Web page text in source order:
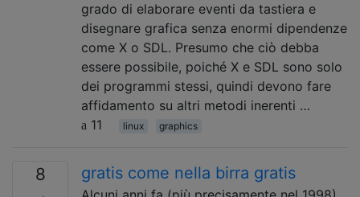
grado di elaborare eventi da tastiera e
disegnare grafica senza enormi dipendenze
come X o SDL. Presumo che ciò debba
essere possibile, poiché X e SDL sono solo
dei programmi stessi, quindi devono fare
affidamento su altri metodi inerenti …
11
linux graphics
8 gratis come nella birra gratis